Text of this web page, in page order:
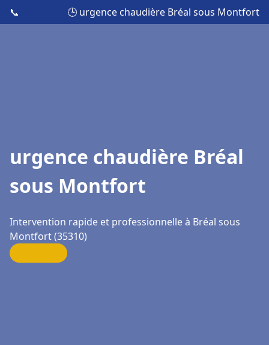
📞 🕒 urgence chaudière Bréal sous Montfort
urgence chaudière Bréal
sous Montfort
Intervention rapide et professionnelle à Bréal sous
Montfort (35310)